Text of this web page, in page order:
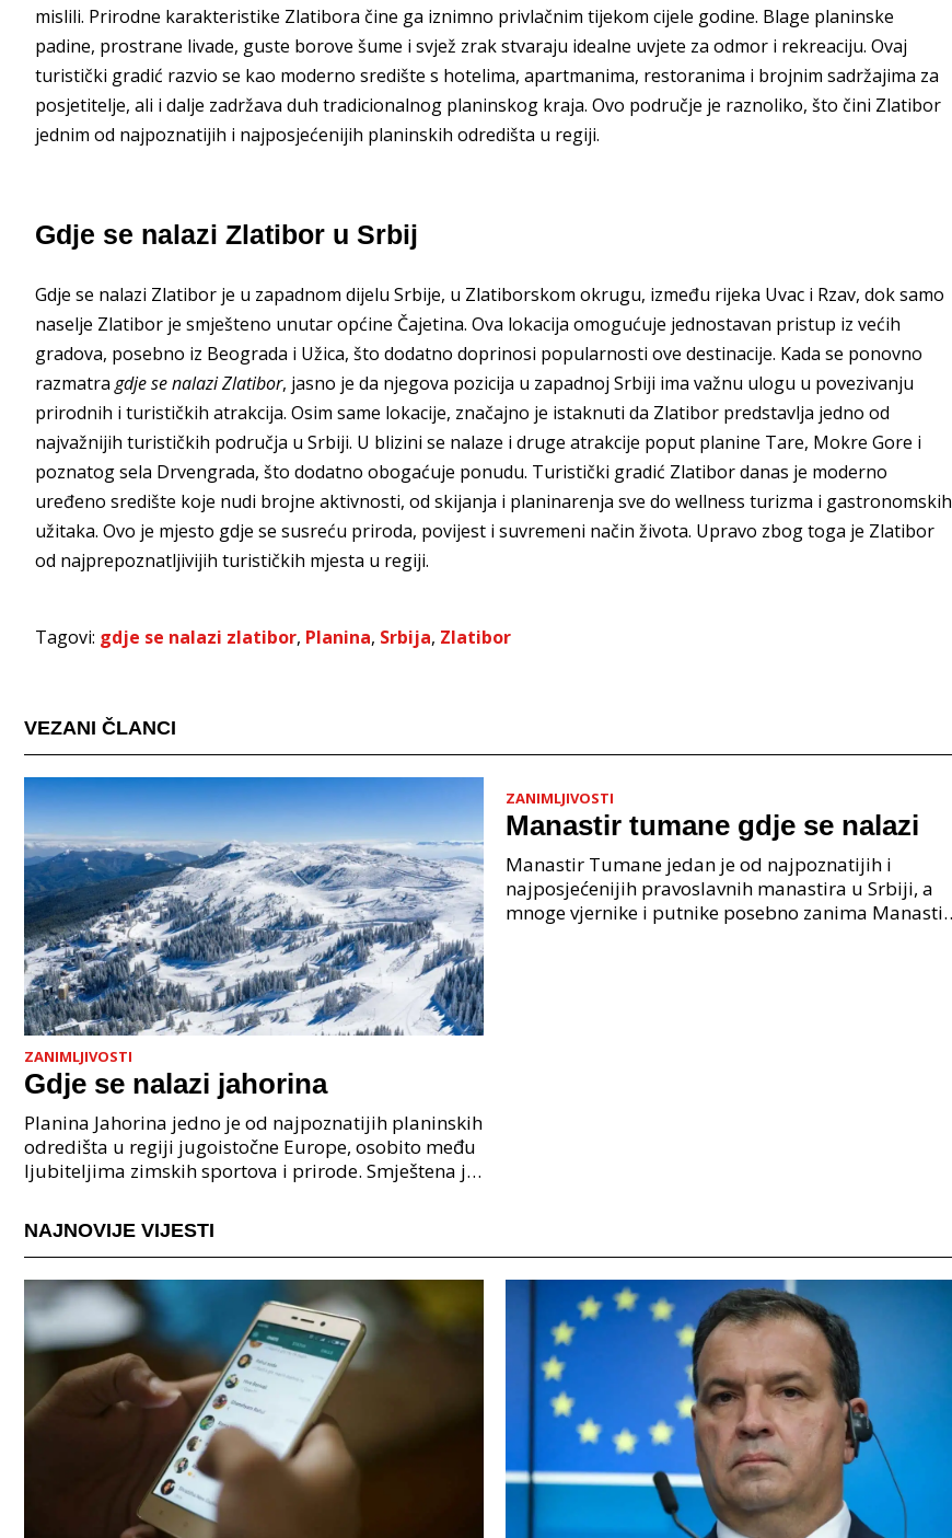
mislili. Prirodne karakteristike Zlatibora čine ga iznimno privlačnim tijekom cijele godine. Blage planinske
padine, prostrane livade, guste borove šume i svjež zrak stvaraju idealne uvjete za odmor i rekreaciju. Ovaj
turistički gradić razvio se kao moderno središte s hotelima, apartmanima, restoranima i brojnim sadržajima za
posjetitelje, ali i dalje zadržava duh tradicionalnog planinskog kraja. Ovo područje je raznoliko, što čini Zlatibor
jednim od najpoznatijih i najposjećenijih planinskih odredišta u regiji.
Gdje se nalazi Zlatibor u Srbij
Gdje se nalazi Zlatibor je u zapadnom dijelu Srbije, u Zlatiborskom okrugu, između rijeka Uvac i Rzav, dok samo
naselje Zlatibor je smješteno unutar općine Čajetina. Ova lokacija omogućuje jednostavan pristup iz većih
gradova, posebno iz Beograda i Užica, što dodatno doprinosi popularnosti ove destinacije. Kada se ponovno
razmatra gdje se nalazi Zlatibor, jasno je da njegova pozicija u zapadnoj Srbiji ima važnu ulogu u povezivanju
prirodnih i turističkih atrakcija. Osim same lokacije, značajno je istaknuti da Zlatibor predstavlja jedno od
najvažnijih turističkih područja u Srbiji. U blizini se nalaze i druge atrakcije poput planine Tare, Mokre Gore i
poznatog sela Drvengrada, što dodatno obogaćuje ponudu. Turistički gradić Zlatibor danas je moderno
uređeno središte koje nudi brojne aktivnosti, od skijanja i planinarenja sve do wellness turizma i gastronomskih
užitaka. Ovo je mjesto gdje se susreću priroda, povijest i suvremeni način života. Upravo zbog toga je Zlatibor
od najprepoznatljivijih turističkih mjesta u regiji.
Tagovi: gdje se nalazi zlatibor, Planina, Srbija, Zlatibor
VEZANI ČLANCI
ZANIMLJIVOSTI
Gdje se nalazi jahorina
Planina Jahorina jedno je od najpoznatijih planinskih
odredišta u regiji jugoistočne Europe, osobito među
ljubiteljima zimskih sportova i prirode. Smještena je
ZANIMLJIVOSTI
Manastir tumane gdje se nalazi
Manastir Tumane jedan je od najpoznatijih i
najposjećenijih pravoslavnih manastira u Srbiji, a
mnoge vjernike i putnike posebno zanima Manastir
NAJNOVIJE VIJESTI